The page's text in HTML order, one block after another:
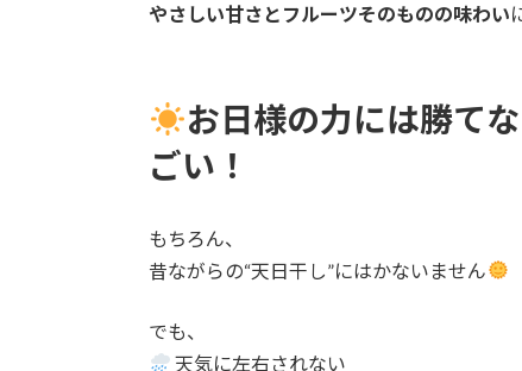
やさしい甘さとフルーツそのものの味わい
お日様の力には勝て
ごい！
もちろん、
昔ながらの“天日干し”にはかないません
でも、
天気に左右されない